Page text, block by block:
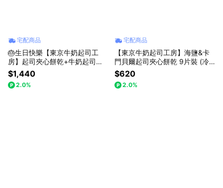
宅配商品
🎂生日快樂【東京牛奶起司工
房】起司夾心餅乾+牛奶起司蛋
糕組合 (冷凍宅配｜附無造蠟燭
乙支)
$1,440
2.0%
宅配商品
【東京牛奶起司工房】海鹽&卡
門貝爾起司夾心餅乾 9片裝 (冷
藏宅配｜常溫保存)
$620
2.0%